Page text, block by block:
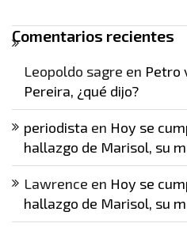
Comentarios recientes
Leopoldo sagre en Petro
Pereira, ¿qué dijo?
periodista en Hoy se
hallazgo de Marisol, su
Lawrence en Hoy se
hallazgo de Marisol, su